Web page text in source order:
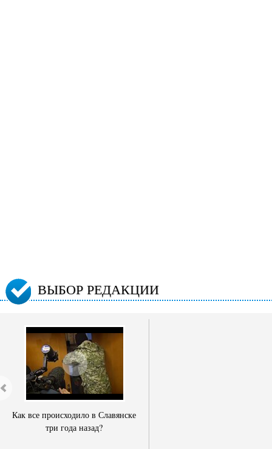
ВЫБОР РЕДАКЦИИ
Как все происходило в Славянске
три года назад?